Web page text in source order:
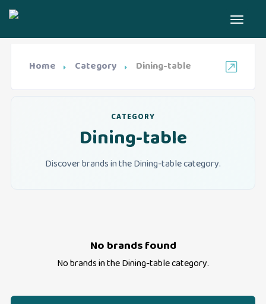
Home Category Dining-table
CATEGORY
Dining-table
Discover brands in the Dining-table category.
No brands found
No brands in theDining-tablecategory.